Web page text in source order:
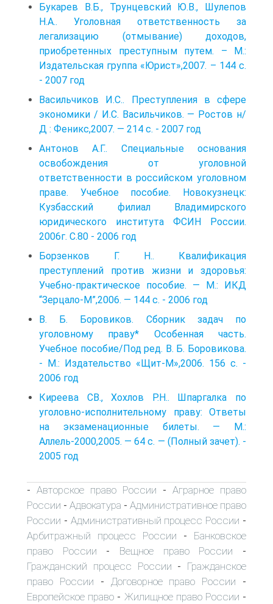
Букарев В.Б., Трунцевский Ю.В., Шулепов
Н.А.. Уголовная ответственность за
легализацию (отмывание) доходов,
приобретенных преступным путем. – М.:
Издательская группа «Юрист»,2007. – 144 с.
- 2007 год
Васильчиков И.С.. Преступления в сфере
экономики / И.С. Васильчиков. — Ростов н/
Д : Феникс,2007. — 214 с. - 2007 год
Антонов А.Г.. Специальные основания
освобождения от уголовной
ответственности в российском уголовном
праве. Учебное пособие. Новокузнецк:
Кузбасский филиал Владимирского
юридического института ФСИН России.
2006г. С.80 - 2006 год
Борзенков Г. Н.. Квалификация
преступлений против жизни и здоровья:
Учебно-практическое пособие. — М.: ИКД
“Зерцало-М”,2006. — 144 с. - 2006 год
В. Б. Боровиков. Сборник задач по
уголовному праву* Особенная часть.
Учебное пособие/Под ред. В. Б. Боровикова.
- М.: Издательство «Щит-М»,2006. 156 с. -
2006 год
Киреева СВ., Хохлов Р.Н.. Шпаргалка по
уголовно-исполнительному праву: Ответы
на экзаменационные билеты. — М.:
Аллель-2000,2005. — 64 с. — (Полный зачет). -
2005 год
- Авторское право России - Аграрное право
России - Адвокатура - Административное право
России - Административный процесс России -
Арбитражный процесс России - Банковское
право России - Вещное право России -
Гражданский процесс России - Гражданское
право России - Договорное право России -
Европейское право - Жилищное право России -